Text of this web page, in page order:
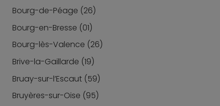
Bourg-de-Péage (26)
Bourg-en-Bresse (01)
Bourg-lès-Valence (26)
Brive-la-Gaillarde (19)
Bruay-sur-l’Escaut (59)
Bruyères-sur-Oise (95)